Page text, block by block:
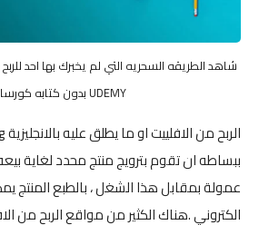
شاهد الطريقه السحريه التي لم يخبرك بها احد
UDEMY بدون كتابه كورسات !
ببساطه ان تقوم بترويج منتج محدد لغاية
عمولة بمقابل هذا الشغل ، بالطبع
الكتروني .هناك الكثير من مواقع الربح من